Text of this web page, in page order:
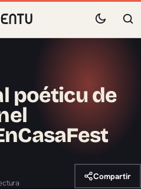
poéticu de
Compartir